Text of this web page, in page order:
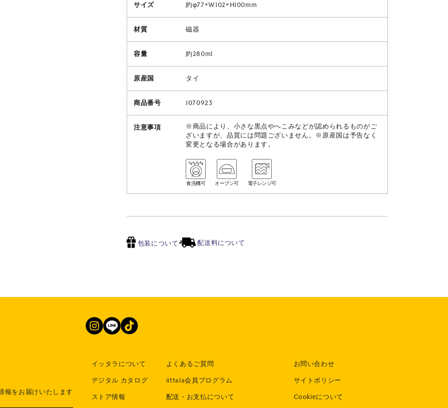
サイズ 約φ77×W102×H100mm
材質 磁器
容量 約280ml
原産国 タイ
商品番号 1070923
注意事項
※商品により、小さな黒点やへこみなどが認められるものがご
ざいますが、品質には問題ございません。※原産国は予告なく
変更となる場合があります。
食洗機可 オーブン可 電子レンジ可
包装について 配送料について
報をお届けいたします
イッタラについて
デジタル カタログ
ストア情報
よくあるご質問
iittala会員プログラム
配送・お支払について
お問い合わせ
サイトポリシー
Cookieについて